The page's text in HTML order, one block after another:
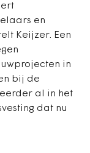
en
Keijzer. Een
in
bij de
al in het
dat nu